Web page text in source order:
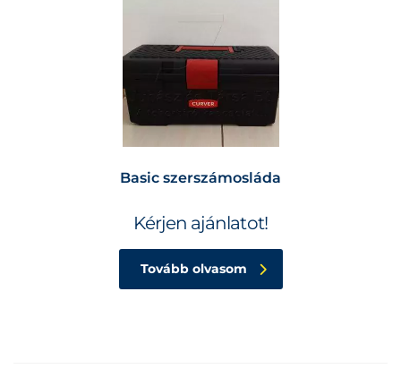
Basic szerszámosláda
Kérjen ajánlatot!
Tovább olvasom